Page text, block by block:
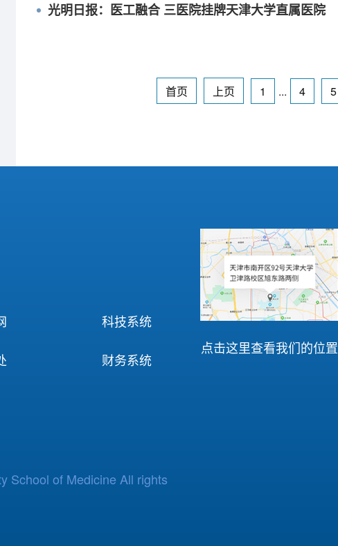
光明日报：医工融合 三医院挂牌天津大学直属医院
首页 上页 1 ... 4 5
科技系统
财务系统
School of Medicine All rights
点击这里查看我们的位置